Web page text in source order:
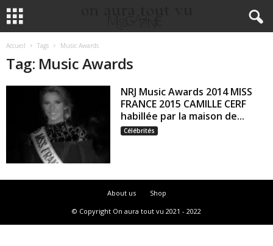
Accueil Tags Music Awards
Tag: Music Awards
NRJ Music Awards 2014 MISS
FRANCE 2015 CAMILLE CERF
habillée par la maison de...
Célébrités
About us
Shop
© Copyright On aura tout vu 2021 - 2022